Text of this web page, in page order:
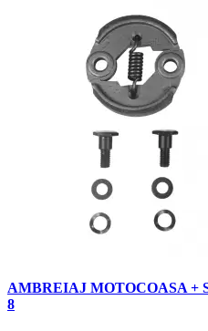
AMBREIAJ MOTOCOASA +
8